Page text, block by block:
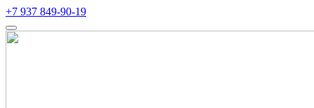
+7 937 849-90-19